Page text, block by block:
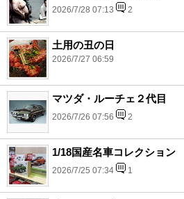
2026/7/28 07:13 2
土用の丑の日
2026/7/27 06:59
マツダ・ルーチェ２代目
2026/7/26 07:56 2
1/18国産名車コレクション
2026/7/25 07:34 1